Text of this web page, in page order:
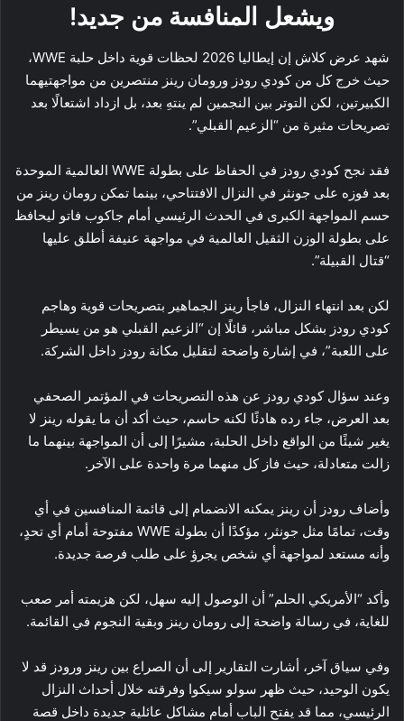
ويشعل المنافسة من جديد!
شهد عرض كلاش إن إيطاليا 2026 لحظات قوية داخل حلبة WWE،
حيث خرج كل من كودي رودز ورومان رينز منتصرين من مواجهتيهما
الكبيرتين، لكن التوتر بين النجمين لم ينتهِ بعد، بل ازداد اشتعالًا بعد
تصريحات مثيرة من “الزعيم القبلي”.
فقد نجح كودي رودز في الحفاظ على بطولة WWE العالمية الموحدة
بعد فوزه على جونثر في النزال الافتتاحي، بينما تمكن رومان رينز من
حسم المواجهة الكبرى في الحدث الرئيسي أمام جاكوب فاتو ليحافظ
على بطولة الوزن الثقيل العالمية في مواجهة عنيفة أطلق عليها
“قتال القبيلة”.
لكن بعد انتهاء النزال، فاجأ رينز الجماهير بتصريحات قوية وهاجم
كودي رودز بشكل مباشر، قائلًا إن “الزعيم القبلي هو من يسيطر
على اللعبة”، في إشارة واضحة لتقليل مكانة رودز داخل الشركة.
وعند سؤال كودي رودز عن هذه التصريحات في المؤتمر الصحفي
بعد العرض، جاء رده هادئًا لكنه حاسم، حيث أكد أن ما يقوله رينز لا
يغير شيئًا من الواقع داخل الحلبة، مشيرًا إلى أن المواجهة بينهما ما
زالت متعادلة، حيث فاز كل منهما مرة واحدة على الآخر.
وأضاف رودز أن رينز يمكنه الانضمام إلى قائمة المنافسين في أي
وقت، تمامًا مثل جونثر، مؤكدًا أن بطولة WWE مفتوحة أمام أي تحدٍ،
وأنه مستعد لمواجهة أي شخص يجرؤ على طلب فرصة جديدة.
وأكد “الأمريكي الحلم” أن الوصول إليه سهل، لكن هزيمته أمر صعب
للغاية، في رسالة واضحة إلى رومان رينز وبقية النجوم في القائمة.
وفي سياق آخر، أشارت التقارير إلى أن الصراع بين رينز ورودز قد لا
يكون الوحيد، حيث ظهر سولو سيكوا وفرقته خلال أحداث النزال
الرئيسي، مما قد يفتح الباب أمام مشاكل عائلية جديدة داخل قصة